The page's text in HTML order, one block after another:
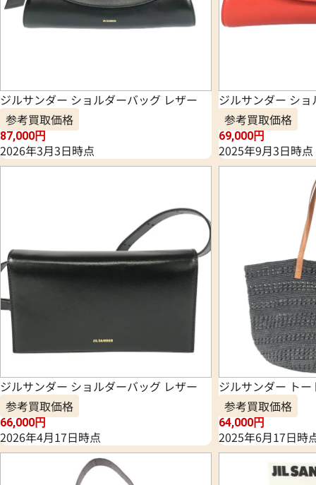
ジルサンダー ショルダーバッグ レザー
参考買取価格
87,000円
2026年3月3日時点
ジルサンダー シ
参考買取価格
69,000円
2025年9月3日時点
ジルサンダー ショルダーバッグ レザー
参考買取価格
66,000円
2026年4月17日時点
ジルサンダー ト
参考買取価格
64,000円
2025年6月17日時